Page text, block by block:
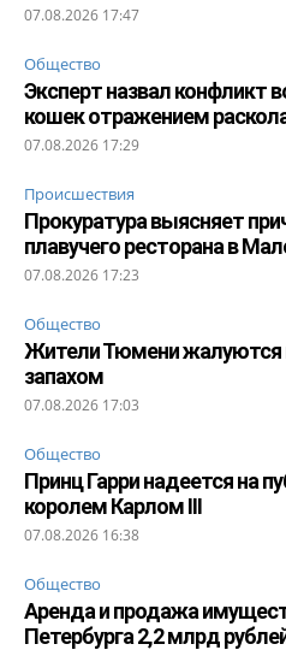
07.08.2026 17:47
Общество
Эксперт назвал конфликт
кошек отражением
07.08.2026 17:29
Происшествия
Прокуратура выясняет
плавучего ресторана в
07.08.2026 17:23
Общество
Жители Тюмени жалуются
запахом
07.08.2026 17:03
Общество
Принц Гарри надеется на
королем Карлом III
07.08.2026 16:38
Общество
Аренда и продажа
Петербурга 2,2 млрд